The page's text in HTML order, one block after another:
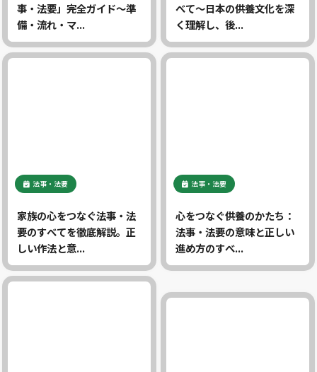
事・法要」完全ガイド〜準
備・流れ・マ...
べて〜日本の供養文化を深
く理解し、後...
法事・法要
家族の心をつなぐ法事・法
要のすべてを徹底解説。正
しい作法と意...
法事・法要
心をつなぐ供養のかたち：
法事・法要の意味と正しい
進め方のすべ...